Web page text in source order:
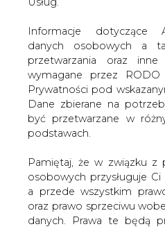
danych. Prawa te będą
przestrzegane. Prawo
wobec
związanych z Twoją
skutecznym wniesieniu
dane nie będą
ważna prawnie
przetwarzania, nadrzędna
praw i wolności lub
dochodzenia lub obrony
będą przetwarzane w
po zgłoszeniu sprzeciwu.
się z naszą oceną
Twoich danych lub masz
zakresie, koniecznie zgłoś
PGNiG (Marek Kossowski),
(Mirosław Roguski), PKO
#Energetyka #kraj
Artykuł powstał bez wsparcia
Wydawca portalu CIRE zgadza
szkoleń treningowych LLM.
KOMENTARZE
TREŚĆ KOMENTARZA